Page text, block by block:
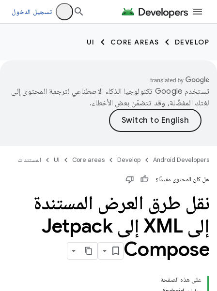
تسجيل الدخول
DEVELOP
CORE AREAS
UI
تستخدم Google تكنولوجيا الذكاء الاصطناعي لترجمة المحتوى إلى
لغتك المفضّلة، وقد تتضمّن بعض الأخطاء.
Android Developers
Develop
Core areas
UI المستندات
هل كان المحتوى مفيدًا؟
نقل طرق العرض المستندة
إلى XML إلى Jetpack
Compose
على هذه الصفحة